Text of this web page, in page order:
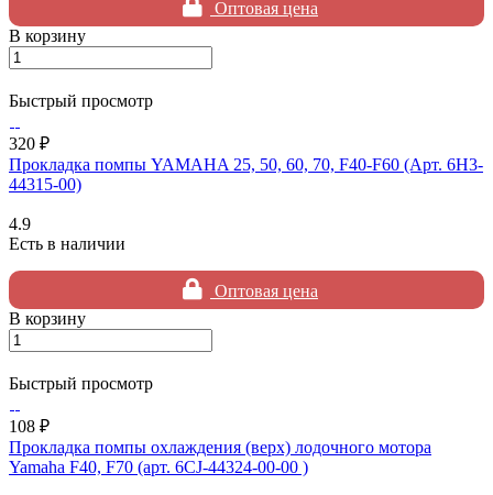
Оптовая цена
В корзину
Быстрый просмотр
320 ₽
Прокладка помпы YAMAHA 25, 50, 60, 70, F40-F60 (Арт. 6H3-
44315-00)
4.9
Есть в наличии
Оптовая цена
В корзину
Быстрый просмотр
108 ₽
Прокладка помпы охлаждения (верх) лодочного мотора
Yamaha F40, F70 (арт. 6CJ-44324-00-00 )